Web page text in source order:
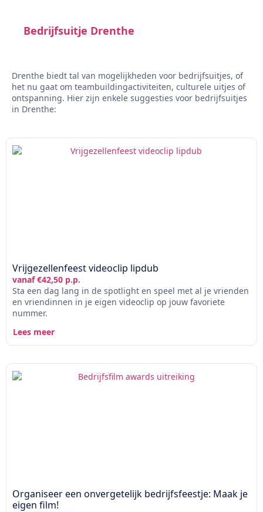
Bedrijfsuitje Drenthe
Drenthe biedt tal van mogelijkheden voor bedrijfsuitjes, of
het nu gaat om teambuildingactiviteiten, culturele uitjes of
ontspanning. Hier zijn enkele suggesties voor bedrijfsuitjes
in Drenthe:
Vrijgezellenfeest videoclip lipdub
vanaf €42,50 p.p.
Sta een dag lang in de spotlight en speel met al je vrienden
en vriendinnen in je eigen videoclip op jouw favoriete
nummer.
Lees meer
Organiseer een onvergetelijk bedrijfsfeestje: Maak je
eigen film!